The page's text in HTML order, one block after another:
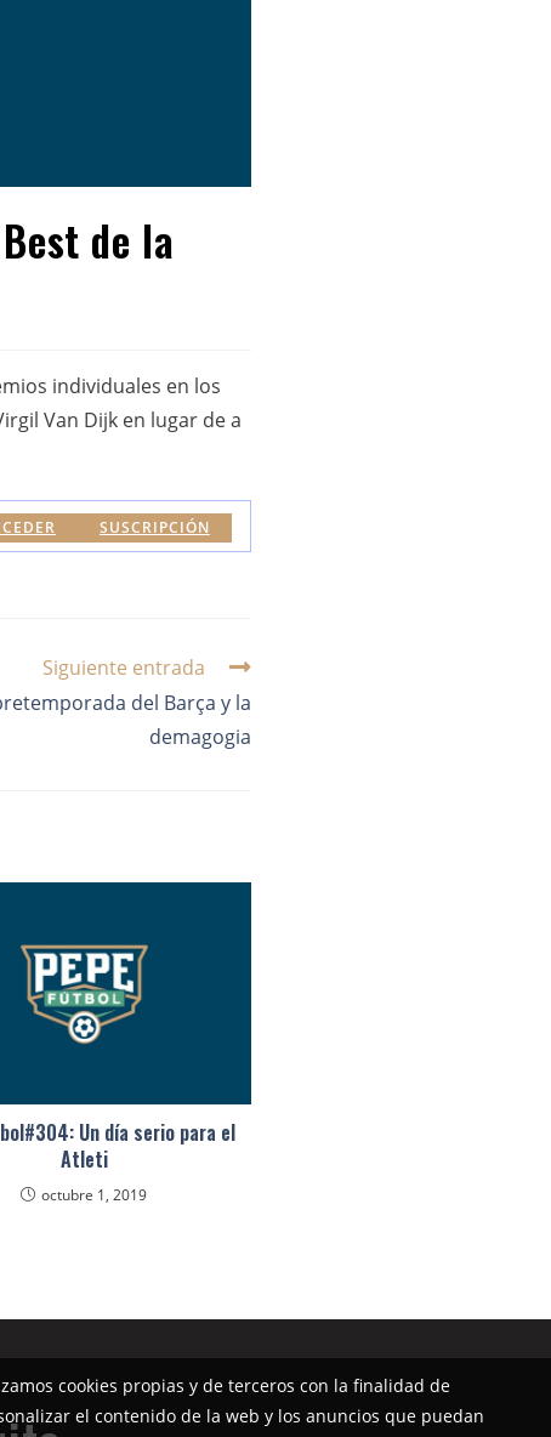
de la
individuales en los
Van Dijk en lugar de a
SUSCRIPCIÓN
Siguiente entrada
del Barça y la
demagogia
Un día serio para el
Atleti
octubre 1, 2019
cookies propias y de terceros con la finalidad de
el contenido de la web y los anuncios que puedan